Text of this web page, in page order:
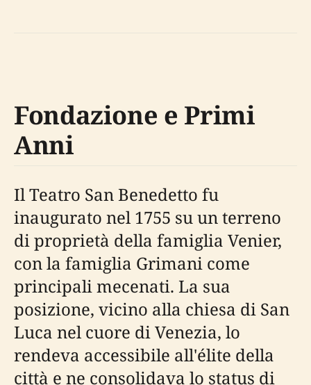
Fondazione e Primi
Anni
Il Teatro San Benedetto fu
inaugurato nel 1755 su un terreno
di proprietà della famiglia Venier,
con la famiglia Grimani come
principali mecenati. La sua
posizione, vicino alla chiesa di San
Luca nel cuore di Venezia, lo
rendeva accessibile all'élite della
città e ne consolidava lo status di